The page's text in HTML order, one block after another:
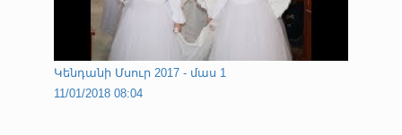
Կենդանի Մսուր 2017 - մաս 1
11/01/2018 08:04